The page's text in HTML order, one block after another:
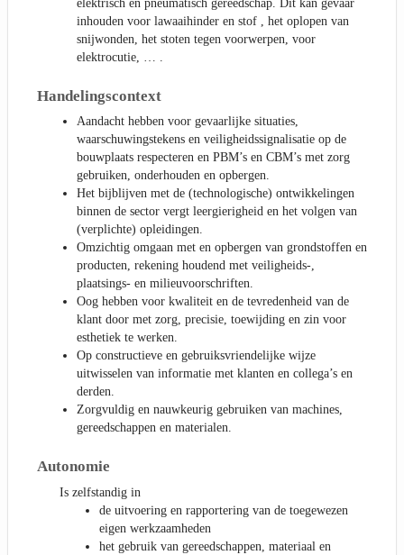
elektrisch en pneumatisch gereedschap. Dit kan gevaar
inhouden voor lawaaihinder en stof , het oplopen van
snijwonden, het stoten tegen voorwerpen, voor
elektrocutie, … .
Handelingscontext
Aandacht hebben voor gevaarlijke situaties,
waarschuwingstekens en veiligheidssignalisatie op de
bouwplaats respecteren en PBM’s en CBM’s met zorg
gebruiken, onderhouden en opbergen.
Het bijblijven met de (technologische) ontwikkelingen
binnen de sector vergt leergierigheid en het volgen van
(verplichte) opleidingen.
Omzichtig omgaan met en opbergen van grondstoffen en
producten, rekening houdend met veiligheids-,
plaatsings- en milieuvoorschriften.
Oog hebben voor kwaliteit en de tevredenheid van de
klant door met zorg, precisie, toewijding en zin voor
esthetiek te werken.
Op constructieve en gebruiksvriendelijke wijze
uitwisselen van informatie met klanten en collega’s en
derden.
Zorgvuldig en nauwkeurig gebruiken van machines,
gereedschappen en materialen.
Autonomie
Is zelfstandig in
de uitvoering en rapportering van de toegewezen
eigen werkzaamheden
het gebruik van gereedschappen, materiaal en